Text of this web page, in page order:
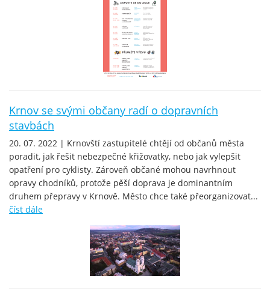
Krnov se svými občany radí o dopravních
stavbách
20. 07. 2022 | Krnovští zastupitelé chtějí od občanů města
poradit, jak řešit nebezpečné křižovatky, nebo jak vylepšit
opatření pro cyklisty. Zároveň občané mohou navrhnout
opravy chodníků, protože pěší doprava je dominantním
druhem přepravy v Krnově. Město chce také přeorganizovat...
číst dále